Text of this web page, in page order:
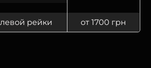
рейки от 1700 грн